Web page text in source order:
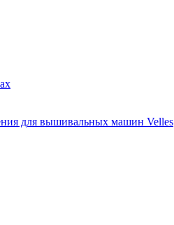
для вышивальных машин Velles